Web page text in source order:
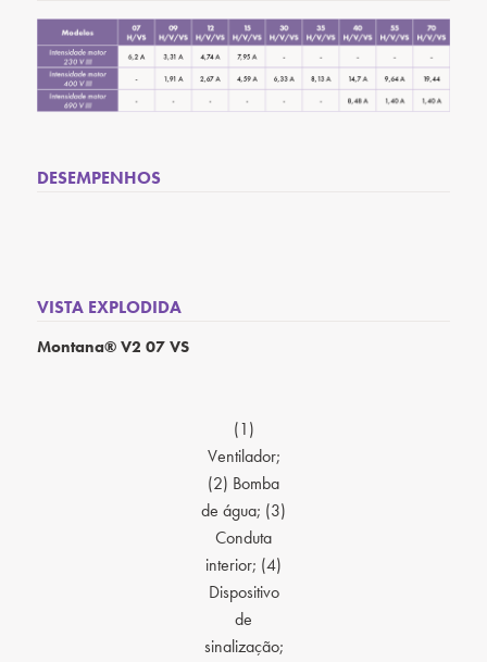
DESEMPENHOS
VISTA EXPLODIDA
Montana® V2 07 VS
(1)
Ventilador;
(2) Bomba
de água; (3)
Conduta
interior; (4)
Dispositivo
de
sinalização;